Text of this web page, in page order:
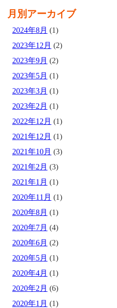
月別アーカイブ
2024年8月 (1)
2023年12月 (2)
2023年9月 (2)
2023年5月 (1)
2023年3月 (1)
2023年2月 (1)
2022年12月 (1)
2021年12月 (1)
2021年10月 (3)
2021年2月 (3)
2021年1月 (1)
2020年11月 (1)
2020年8月 (1)
2020年7月 (4)
2020年6月 (2)
2020年5月 (1)
2020年4月 (1)
2020年2月 (6)
2020年1月 (1)